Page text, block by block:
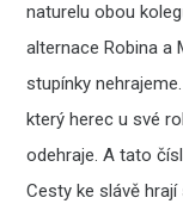
naturelu obou
alternace Robina a
stupínky
který herec u své
odehraje. A tato
Cesty ke slávě